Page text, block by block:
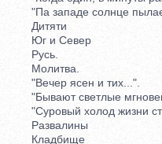
"Па западе солнце
Дитяти
Юг и Север
Русь.
Молитва.
"Вечер ясен и тих...".
"Бывают светлые
"Суровый холод жизни
Развалины
Кладбище